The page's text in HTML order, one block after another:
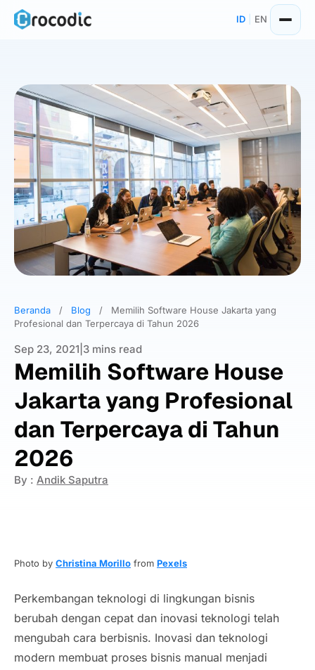
Skip
ID EN
Beranda / Blog /
Memilih Software House Jakarta yang
Profesional dan Terpercaya di Tahun 2026
Sep 23, 2021 3 mins read
Memilih Software House
Jakarta yang Profesional
dan Terpercaya di Tahun
2026
By : Andik Saputra
Photo by Christina Morillo from Pexels
Perkembangan teknologi di lingkungan bisnis
berubah dengan cepat dan inovasi teknologi telah
mengubah cara berbisnis. Inovasi dan teknologi
modern membuat proses bisnis manual menjadi